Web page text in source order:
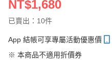
NT$1,680
已賣出：10件
App 結帳可享專屬活動優惠價
※ 本商品不適用折價券